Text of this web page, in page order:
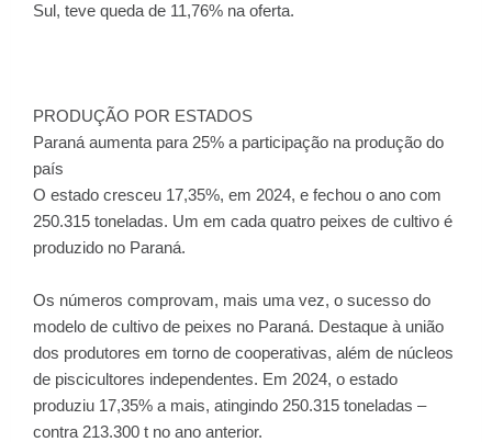
Sul, teve queda de 11,76% na oferta.
PRODUÇÃO POR ESTADOS
Paraná aumenta para 25% a participação na produção do
país
O estado cresceu 17,35%, em 2024, e fechou o ano com
250.315 toneladas. Um em cada quatro peixes de cultivo é
produzido no Paraná.
Os números comprovam, mais uma vez, o sucesso do
modelo de cultivo de peixes no Paraná. Destaque à união
dos produtores em torno de cooperativas, além de núcleos
de piscicultores independentes. Em 2024, o estado
produziu 17,35% a mais, atingindo 250.315 toneladas –
contra 213.300 t no ano anterior.